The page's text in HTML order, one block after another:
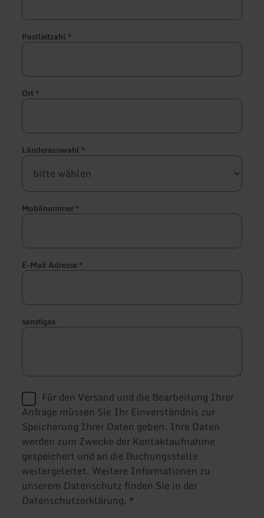
Postleitzahl *
Ort*
Länderauswahl *
Mobilnummer*
E-Mail Adresse*
sonstiges
Für den Versand und die Bearbeitung Ihrer
Anfrage müssen Sie Ihr Einverständnis zur
Speicherung Ihrer Daten geben. Ihre Daten
werden zum Zwecke der Kontaktaufnahme
gespeichert und an die Buchungsstelle
weitergeleitet. Weitere Informationen zu
unserem Datenschutz finden Sie in der
Datenschutzerklärung. *